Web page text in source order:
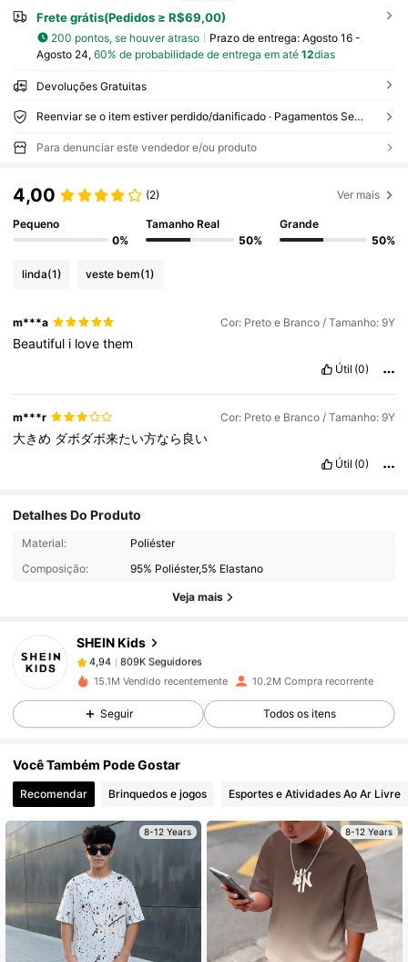
Frete grátis(Pedidos ≥ R$69,00)
200 pontos, se houver atraso Prazo de entrega: Agosto 16 -
Agosto 24, 60% de probabilidade de entrega em até 12dias
Devoluções Gratuitas
Reenviar se o item estiver perdido/danificado · Pagamentos Seguros · Proteção de privacidade
Para denunciar este vendedor e/ou produto
4,00 (2) Ver mais
Pequeno
0%
Tamanho Real
50%
Grande
50%
linda(1) veste bem(1)
m***a Cor: Preto e Branco / Tamanho: 9Y
Beautiful i lovethem
Útil (0)
m***r Cor: Preto e Branco / Tamanho: 9Y
大きめ ダボダボ来たい方なら良い
Útil (0)
Detalhes Do Produto
Material:
Poliéster
Composição:
95% Poliéster,5% Elastano
Veja mais
SHEIN Kids
809K Seguidores
809K Seguidores
e***1 pago1 dia atrás
4,94 809K Seguidores
4,94 809K Seguidores
4,94 809K Seguidores
4,94 809K Seguidores
4,94 809K Seguidores
15.1M Vendido recentemente 10.2M Compra recorrente
Seguir Todos os itens
Você Também Pode Gostar
Recomendar Brinquedos e jogos Esportes e Atividades Ao Ar Livre
8-12 Years 8-12 Years